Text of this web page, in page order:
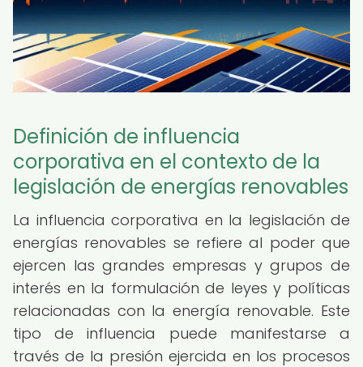
Definición de influencia
corporativa en el contexto de la
legislación de energías renovables
La influencia corporativa en la legislación de
energías renovables se refiere al poder que
ejercen las grandes empresas y grupos de
interés en la formulación de leyes y políticas
relacionadas con la energía renovable. Este
tipo de influencia puede manifestarse a
través de la presión ejercida en los procesos